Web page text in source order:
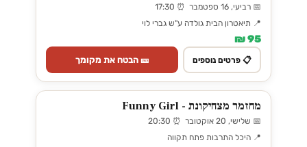
📅 רביעי, 16 ספטמבר ⏰ 17:30
📍 תיאטרון הבית גולדה ע"ש גברי לוי
95 ₪
📋 פרטים נוספים 🎫 הבטח את מקומך
מחזמר מצחיקונת - Funny Girl
📅 שלישי, 20 אוקטובר ⏰ 20:30
📍 היכל התרבות פתח תקווה